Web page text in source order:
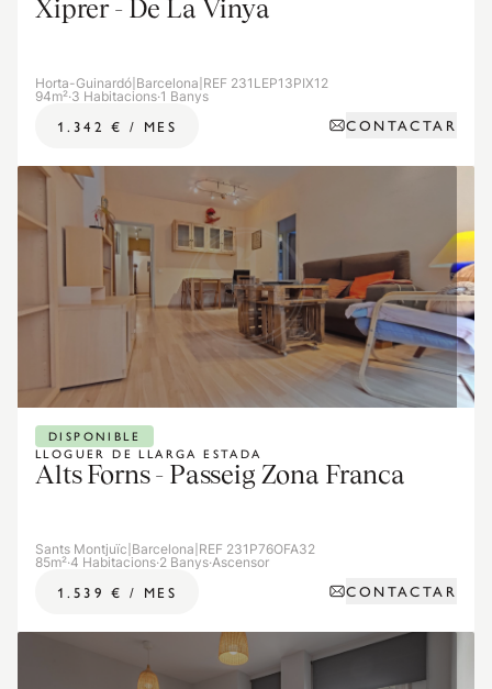
Xiprer - De La Vinya
Horta-Guinardó Barcelona REF 231LEP13PIX12
94m²·3 Habitacions·1 Banys
1.342 € / MES CONTACTAR
LLOGUER DE LLARGA ESTADA
DISPONIBLE
Alts Forns - Passeig Zona Franca
Sants Montjuïc Barcelona REF 231P76OFA32
85m²·4 Habitacions·2 Banys·Ascensor
1.539 € / MES CONTACTAR